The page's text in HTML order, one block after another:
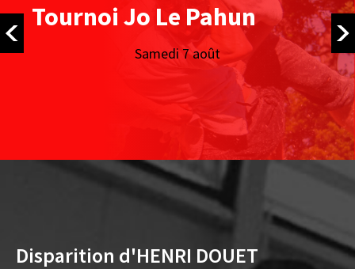
Tournoi Jo Le Pahun
Samedi 7 août
Disparition d'HENRI DOUET